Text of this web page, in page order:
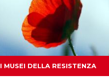
I MUSEI DELLA RESISTENZA